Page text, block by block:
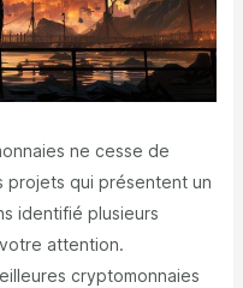
ne cesse de
projets qui présentent un
identifié plusieurs
attention.
cryptomonnaies